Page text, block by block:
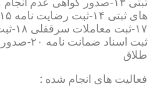
طلاق
فعالیت های انجام شده :